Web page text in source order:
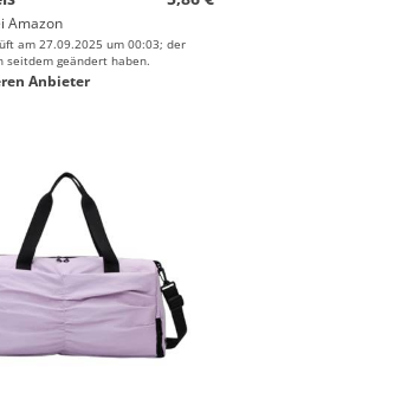
Amazon
am 27.09.2025 um 00:03; der
seitdem geändert haben.
Anbieter